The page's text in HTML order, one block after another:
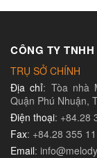
CÔNG TY
TRỤ SỞ CHÍNH
Địa chỉ: Tòa nhà
Quận Phú Nhuận,
Điện thoại: +84.28
Fax: +84.28 355
Email: